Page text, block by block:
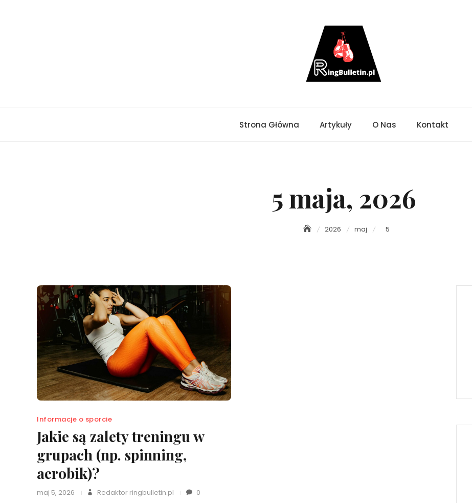
Strona Główna Artykuły O Nas Kontakt
5 maja, 2026
2026 maj 5
Informacje o sporcie
Jakie są zalety treningu w
grupach (np. spinning,
aerobik)?
maj 5, 2026 Redaktor ringbulletin.pl 0